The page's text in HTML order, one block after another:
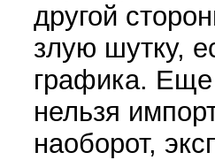
другой
злую шутку,
графика. Еще
нельзя
наоборот,